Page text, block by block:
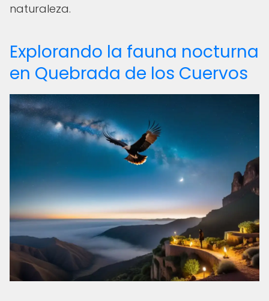
naturaleza.
Explorando la fauna nocturna
en Quebrada de los Cuervos